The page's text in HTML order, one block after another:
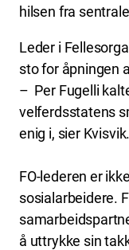
hilsen fra
Leder i
sto for åpningen
– Per Fugelli
velferdsstatens
enig i, sier Kvisvik.
FO-lederen er
sosialarbeidere.
å uttrykke sin